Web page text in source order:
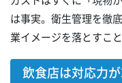
は事実。衛生管理を徹
業イメージを落とすこ
飲食店は対応力